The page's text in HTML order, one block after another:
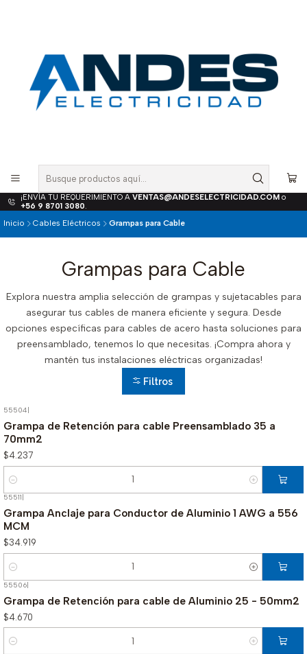
¡ENVÍA TU REQUERIMIENTO A VENTAS@ANDESELECTRICIDAD.COMo
+56 9 8701 3080.
Inicio
Cables Eléctricos Grampas para Cable
Grampas para Cable
Explora nuestra amplia selección de grampas y sujetacables para
asegurar tus cables de manera eficiente y segura. Desde
opciones específicas para cables de acero hasta soluciones para
preensamblado, tenemos lo que necesitas. ¡Compra ahora y
mantén tus instalaciones eléctricas organizadas!
Filtros
55504|
Grampa de Retención para cable Preensamblado 35 a
70mm2
$4.237
Cantidad
55511
Grampa Anclaje para Conductor de Aluminio 1 AWG a 556
MCM
$34.919
Cantidad
55506|
Grampa de Retención para cable de Aluminio 25 - 50mm2
$4.670
Cantidad